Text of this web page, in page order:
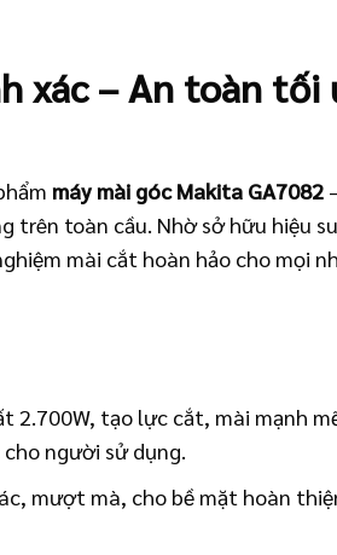
xác – An toàn tối
máy mài góc Makita GA7082
trên toàn cầu. Nhờ sở hữu hiệu
mài cắt hoàn hảo cho mọi
2.700W, tạo lực cắt, mài mạnh
người sử dụng.
mượt mà, cho bề mặt hoàn